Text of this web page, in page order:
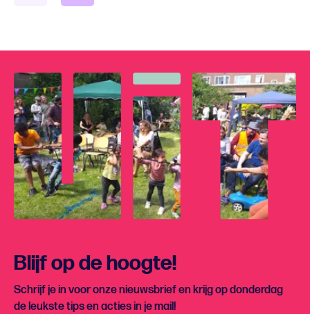
Blijf op de hoogte!
Schrijf je in voor onze nieuwsbrief en krijg op donderdag
de leukste tips en acties in je mail!